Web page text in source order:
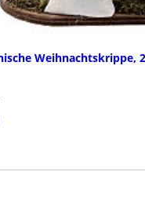
Weihnachtskrippe,